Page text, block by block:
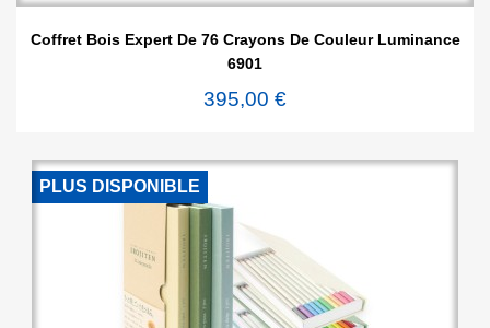
Coffret Bois Expert De 76 Crayons De Couleur Luminance
6901
395,00 €
PLUS DISPONIBLE